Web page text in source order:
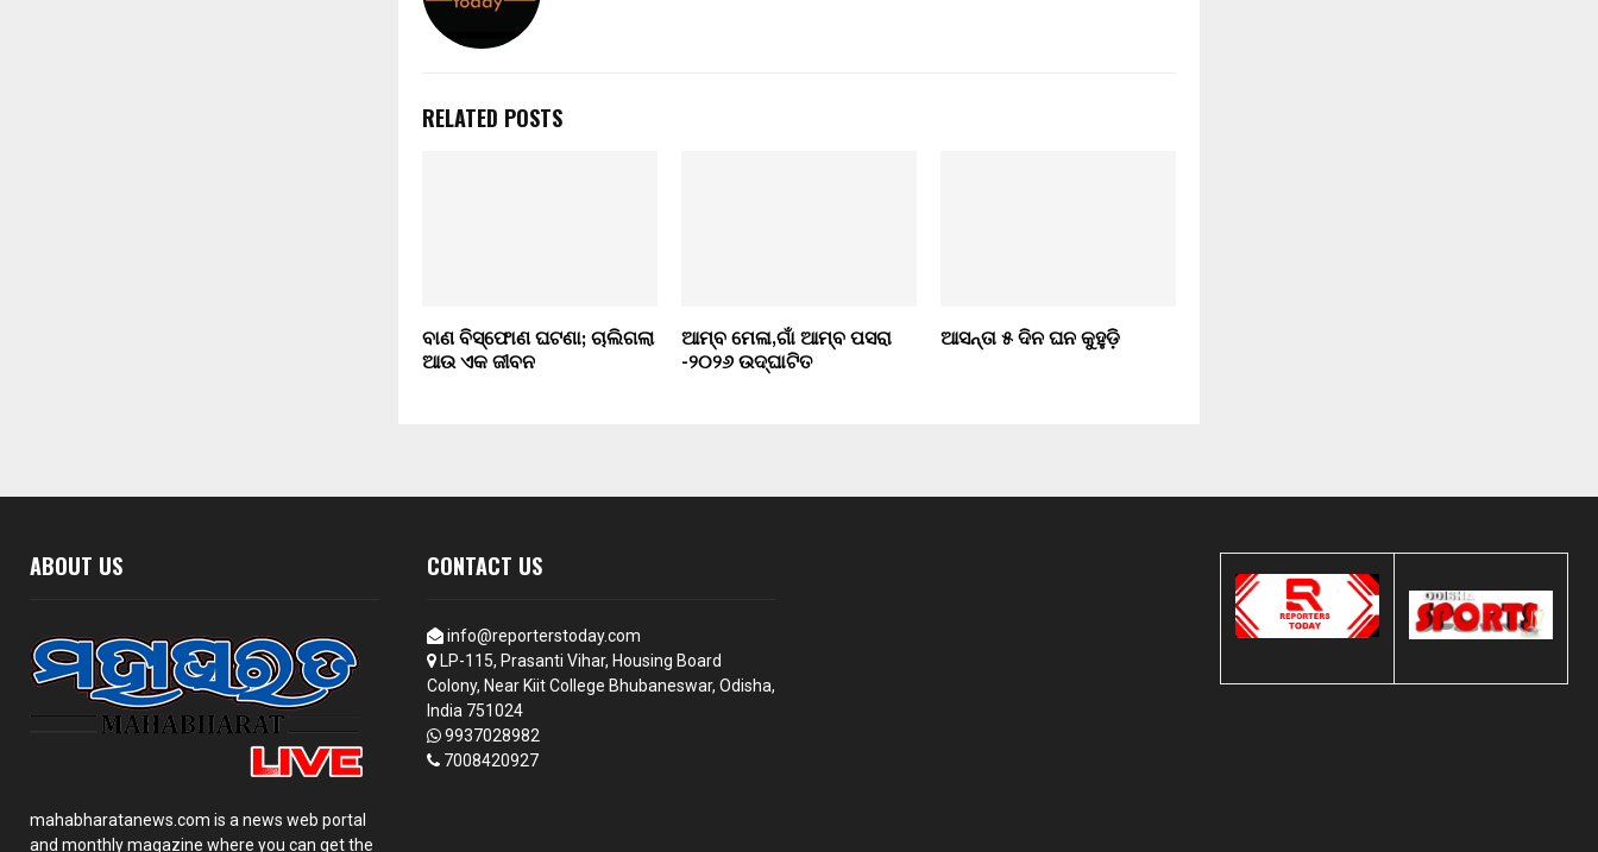
RELATED POSTS
ବାଣ ବିସ୍ଫୋଣ ଘଟଣା; ଚାଲିଗଲା
ଆଉ ଏକ ଜୀବନ
ଆମ୍ବ ମେଳା,ଗାଁ ଆମ୍ବ ପସରା
-୨୦୨୬ ଉଦ୍ଘାଟିତ
ଆସନ୍ତା ୫ ଦିନ ଘନ କୁହୁଡ଼ି
ABOUT US
mahabharatanews.com is a news web portal
and monthly magazine where you can get the
CONTACT US
info@reporterstoday.com
LP-115, Prasanti Vihar, Housing Board
Colony, Near Kiit College Bhubaneswar, Odisha,
India 751024
9937028982
7008420927